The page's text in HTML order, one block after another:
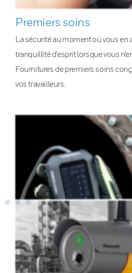
Premiers soins
La sécurité au moment où vous en
tranquillité d’esprit lorsque vous
Fournitures de premiers soins
vos travailleurs.